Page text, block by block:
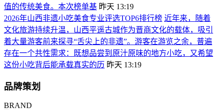
值的传统美食。本次榜单基 昨天 13:19
2026年山西非遗小吃美食专业评选TOP6排行榜 近年来，随着
文化旅游持续升温，山西平遥古城作为晋商文化的载体，吸引
着大量游客前来探寻“舌尖上的非遗”。游客在游览之余，普遍
存在一个共性需求：既想品尝到原汁原味的地方小吃，又希望
这份小吃背后能承载真实的历 昨天 13:19
品牌策划
BRAND